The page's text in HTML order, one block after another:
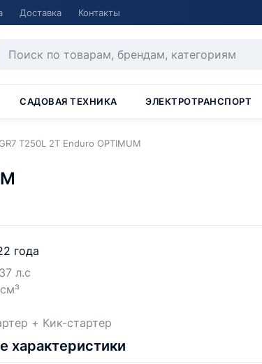
Доставка Контакты
САДОВАЯ ТЕХНИКА ЭЛЕКТРОТРАНСПОРТ
T250L 2T Enduro OPTIMUM
года
л.с
+ Кик-стартер
характеристики